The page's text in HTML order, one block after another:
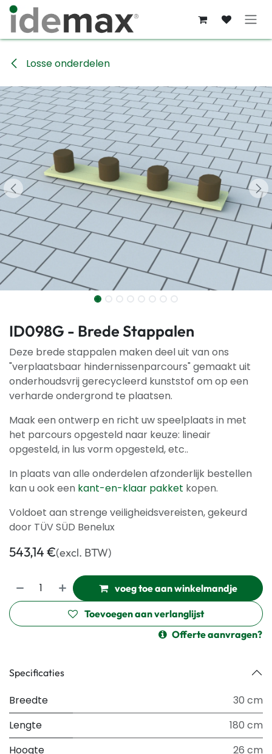
Overslaan naar inhoud
Losse onderdelen
ID098G - Brede Stappalen
Deze brede stappalen maken deel uit van ons
"verplaatsbaar hindernissenparcours" gemaakt uit
onderhoudsvrij gerecycleerd kunststof om op een
verharde ondergrond te plaatsen.
Maak een ontwerp en richt uw speelplaats in met
het parcours opgesteld naar keuze: lineair
opgesteld, in lus vorm opgesteld, etc..
In plaats van alle onderdelen afzonderlijk bestellen
kan u ook een kant-en-klaar pakket kopen.
Voldoet aan strenge veiligheidsvereisten, gekeurd
door TÜV SÜD Benelux
543,14€(excl. BTW)
voeg toe aan winkelmandje
Toevoegen aan verlanglijst
Offerte aanvragen?
Specificaties
Breedte
30 cm
Lengte
180 cm
Hoogte
26 cm